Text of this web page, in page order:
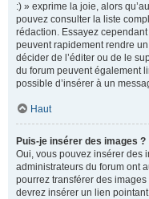
:) » exprime la joie, alors
pouvez consulter la liste
rédaction. Essayez
peuvent rapidement rendre
décider de l’éditer ou de le
du forum peuvent également
possible d’insérer à un
Haut
Puis-je insérer des images ?
Oui, vous pouvez insérer des
administrateurs du forum ont
pourrez transférer des
devrez insérer un lien